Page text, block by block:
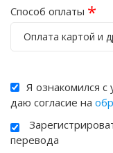
Способ оплаты *
Оплата картой и
Я ознакомился с
даю согласие на
перевода